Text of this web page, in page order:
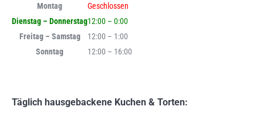
Montag
Geschlossen
Dienstag – Donnerstag12:00 – 0:00
Freitag – Samstag
12:00 – 1:00
Sonntag
12:00 – 16:00
Täglich hausgebackene Kuchen & Torten: